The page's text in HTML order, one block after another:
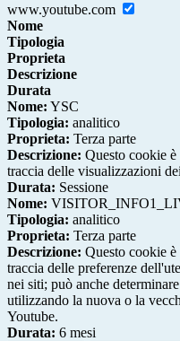
www.youtube.com
Nome
Tipologia
Proprieta
Descrizione
Durata
Nome: YSC
Tipologia: analitico
Proprieta: Terza parte
Descrizione: Questo cookie è
traccia delle visualizzazioni
Durata: Sessione
Nome:
Tipologia: analitico
Proprieta: Terza parte
Descrizione: Questo cookie è
traccia delle preferenze
nei siti; può anche
utilizzando la nuova o la
Youtube.
Durata: 6 mesi